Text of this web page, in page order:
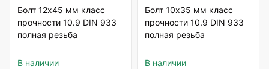
Болт 12х45 мм класс
прочности 10.9 DIN 933
полная резьба
В наличии
Болт 10х35 мм класс
прочности 10.9 DIN 933
полная резьба
В наличии